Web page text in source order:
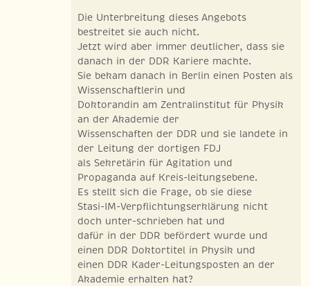
Die Unterbreitung dieses Angebots
bestreitet sie auch nicht.
Jetzt wird aber immer deutlicher, dass sie
danach in der DDR Kariere machte.
Sie bekam danach in Berlin einen Posten als
Wissenschaftlerin und
Doktorandin am Zentralinstitut für Physik
an der Akademie der
Wissenschaften der DDR und sie landete in
der Leitung der dortigen FDJ
als Sekretärin für Agitation und
Propaganda auf Kreis-leitungsebene.
Es stellt sich die Frage, ob sie diese
Stasi-IM-Verpflichtungserklärung nicht
doch unter-schrieben hat und
dafür in der DDR befördert wurde und
einen DDR Doktortitel in Physik und
einen DDR Kader-Leitungsposten an der
Akademie erhalten hat?